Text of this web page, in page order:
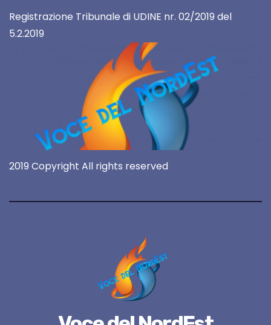
Registrazione Tribunale di UDINE nr. 02/2019 del
5.2.2019
2019 Copyright All rights reserved